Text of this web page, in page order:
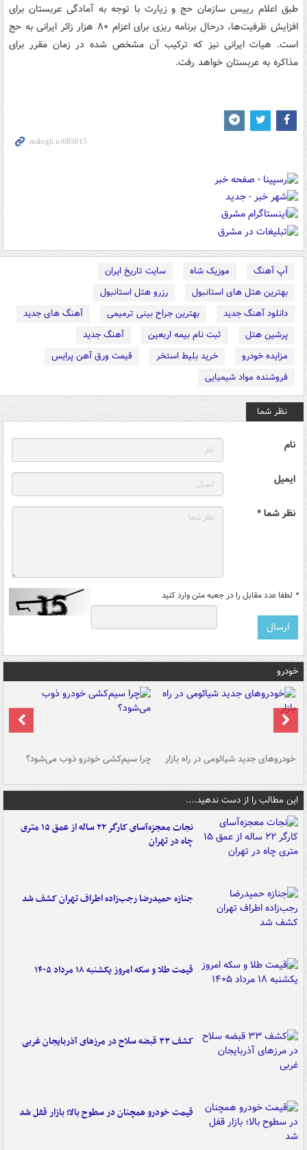
طبق اعلام رییس سازمان حج و زیارت با توجه به آمادگی عربستان برای
افزایش ظرفیت‌ها، درحال برنامه ریزی برای اعزام ۸۰ هزار زائر ایرانی به حج
است. هیات ایرانی نیز که ترکیب آن مشخص شده در زمان مقرر برای
مذاکره به عربستان خواهد رفت.
آپ آهنگ موزیک شاه
سایت تاریخ ایران
بهترین هتل های استانبول
رزرو هتل استانبول
دانلود آهنگ جدید
بهترین جراح بینی ترمیمی
آهنگ های جدید
پرشین هتل
ثبت نام بیمه اربعین
آهنگ جدید
مزایده خودرو
خرید بلیط استخر
قیمت ورق آهن پرایس
فروشنده مواد شیمیایی
نظر شما
نام
ایمیل
نظر شما *
* لطفا عدد مقابل را در جعبه متن وارد کنید
خودرو
خودروهای جدید شیائومی در راه بازار چرا سیم‌کشی خودرو ذوب می‌شود؟
این مطالب را از دست ندهید....
نجات معجزه‌آسای کارگر ۲۲ ساله از عمق ۱۵ متری
چاه در تهران
جنازه حمیدرضا رجب‌زاده اطراف تهران کشف شد
قیمت طلا و سکه امروز یکشنبه ۱۸ مرداد ۱۴۰۵
کشف ۳۳ قبضه سلاح در مرزهای آذربایجان غربی
قیمت خودرو همچنان در سطوح بالا؛ بازار قفل شد